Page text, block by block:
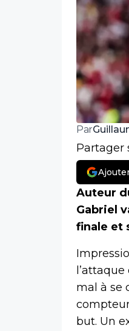
Par
Partager
Auteur
Gabriel
finale et
mal à se
but. Un